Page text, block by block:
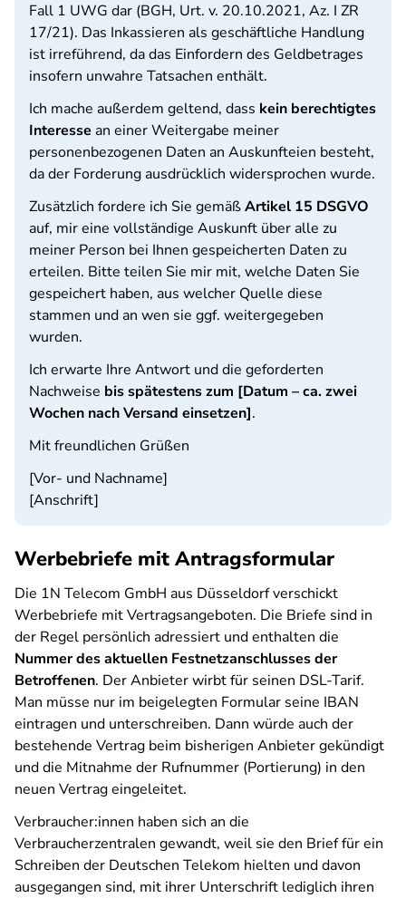
Fall 1 UWG dar (BGH, Urt. v. 20.10.2021, Az. I ZR
17/21). Das Inkassieren als geschäftliche Handlung
ist irreführend, da das Einfordern des Geldbetrages
insofern unwahre Tatsachen enthält.
Ich mache außerdem geltend, dass kein berechtigtes
Interesse an einer Weitergabe meiner
personenbezogenen Daten an Auskunfteien besteht,
da der Forderung ausdrücklich widersprochen wurde.
Zusätzlich fordere ich Sie gemäßArtikel 15 DSGVO
auf, mir eine vollständige Auskunft über alle zu
meiner Person bei Ihnen gespeicherten Daten zu
erteilen. Bitte teilen Sie mir mit, welche Daten Sie
gespeichert haben, aus welcher Quelle diese
stammen und an wen sie ggf. weitergegeben
wurden.
Ich erwarte Ihre Antwort und die geforderten
Nachweise bis spätestens zum [Datum – ca. zwei
Wochen nach Versand einsetzen].
Mit freundlichen Grüßen
[Vor- und Nachname]
[Anschrift]
Werbebriefe mit Antragsformular
Die 1N Telecom GmbH aus Düsseldorf verschickt
Werbebriefe mit Vertragsangeboten. Die Briefe sind in
der Regel persönlich adressiert und enthalten die
Nummer des aktuellen Festnetzanschlusses der
Betroffenen. Der Anbieter wirbt für seinen DSL-Tarif.
Man müsse nur im beigelegten Formular seine IBAN
eintragen und unterschreiben. Dann würde auch der
bestehende Vertrag beim bisherigen Anbieter gekündigt
und die Mitnahme der Rufnummer (Portierung) in den
neuen Vertrag eingeleitet.
Verbraucher:innen haben sich an die
Verbraucherzentralen gewandt, weil sie den Brief für ein
Schreiben der Deutschen Telekom hielten und davon
ausgegangen sind, mit ihrer Unterschrift lediglich ihren